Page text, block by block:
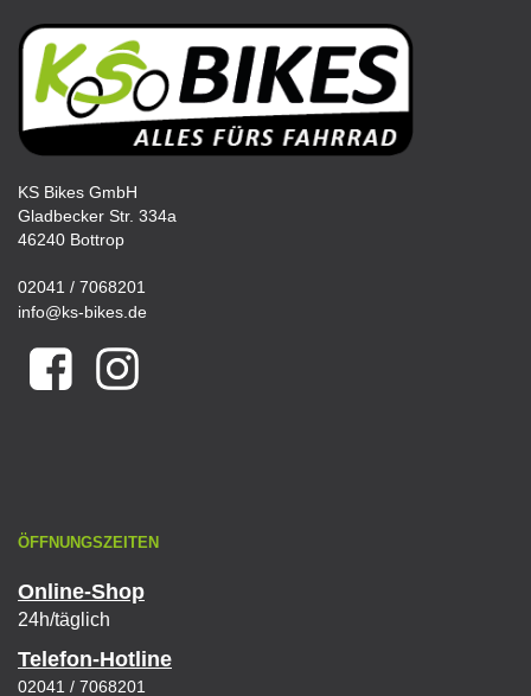
KS Bikes GmbH
Gladbecker Str. 334a
46240 Bottrop
02041 / 7068201
info@ks-bikes.de
ÖFFNUNGSZEITEN
Online-Shop
24h/täglich
Telefon-Hotline
02041 / 7068201